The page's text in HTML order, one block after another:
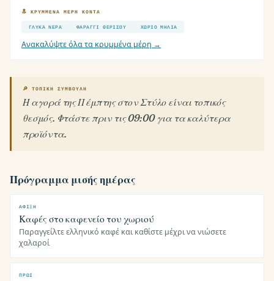
🔝 ΚΡΥΜΜΈΝΑ ΜΈΡΗ ΚΟΝΤΆ
ΓΛΥΚΆ ΝΕΡΆ ΦΑΡΆΓΓΙ ΘΕΡΊΣΟΥ ΧΩΡΙΌ ΜΗΛΙΆ
Ανακαλύψτε όλα τα κρυμμένα μέρη →
🔎 ΤΟΠΙΚΉ ΣΥΜΒΟΥΛΉ
Η αγορά της Πέμπτης στον Στύλο είναι τοπικός
θεσμός. Φτάστε πριν τις 09:00 για τα καλύτερα
προϊόντα.
Πρόγραμμα μισής ημέρας
ΆΦΙΞΗ
Καφές στο καφενείο του χωριού
Παραγγείλτε ελληνικό καφέ και καθίστε μέχρι να νιώσετε
χαλαροί
ΠΡΩΊ